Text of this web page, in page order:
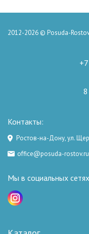
2012-2026 © Posuda-
Контакты:
Ростов-на-Дону, ул.
office@posuda-rostov.ru
Мы в социальных